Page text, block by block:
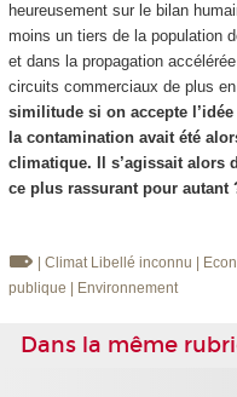
heureusement sur le bilan
moins un tiers de la population
et dans la propagation
circuits commerciaux de plus
similitude si on accepte
la contamination avait été
climatique. Il s’agissait alors
ce plus rassurant pour autant
| Climat Libellé inconnu |
publique | Environnement
Dans la même